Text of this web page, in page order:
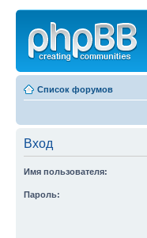
Список форумов
Вход
Имя пользователя:
Пароль: